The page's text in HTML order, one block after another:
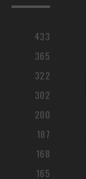
433
365
322
302
200
187
168
165